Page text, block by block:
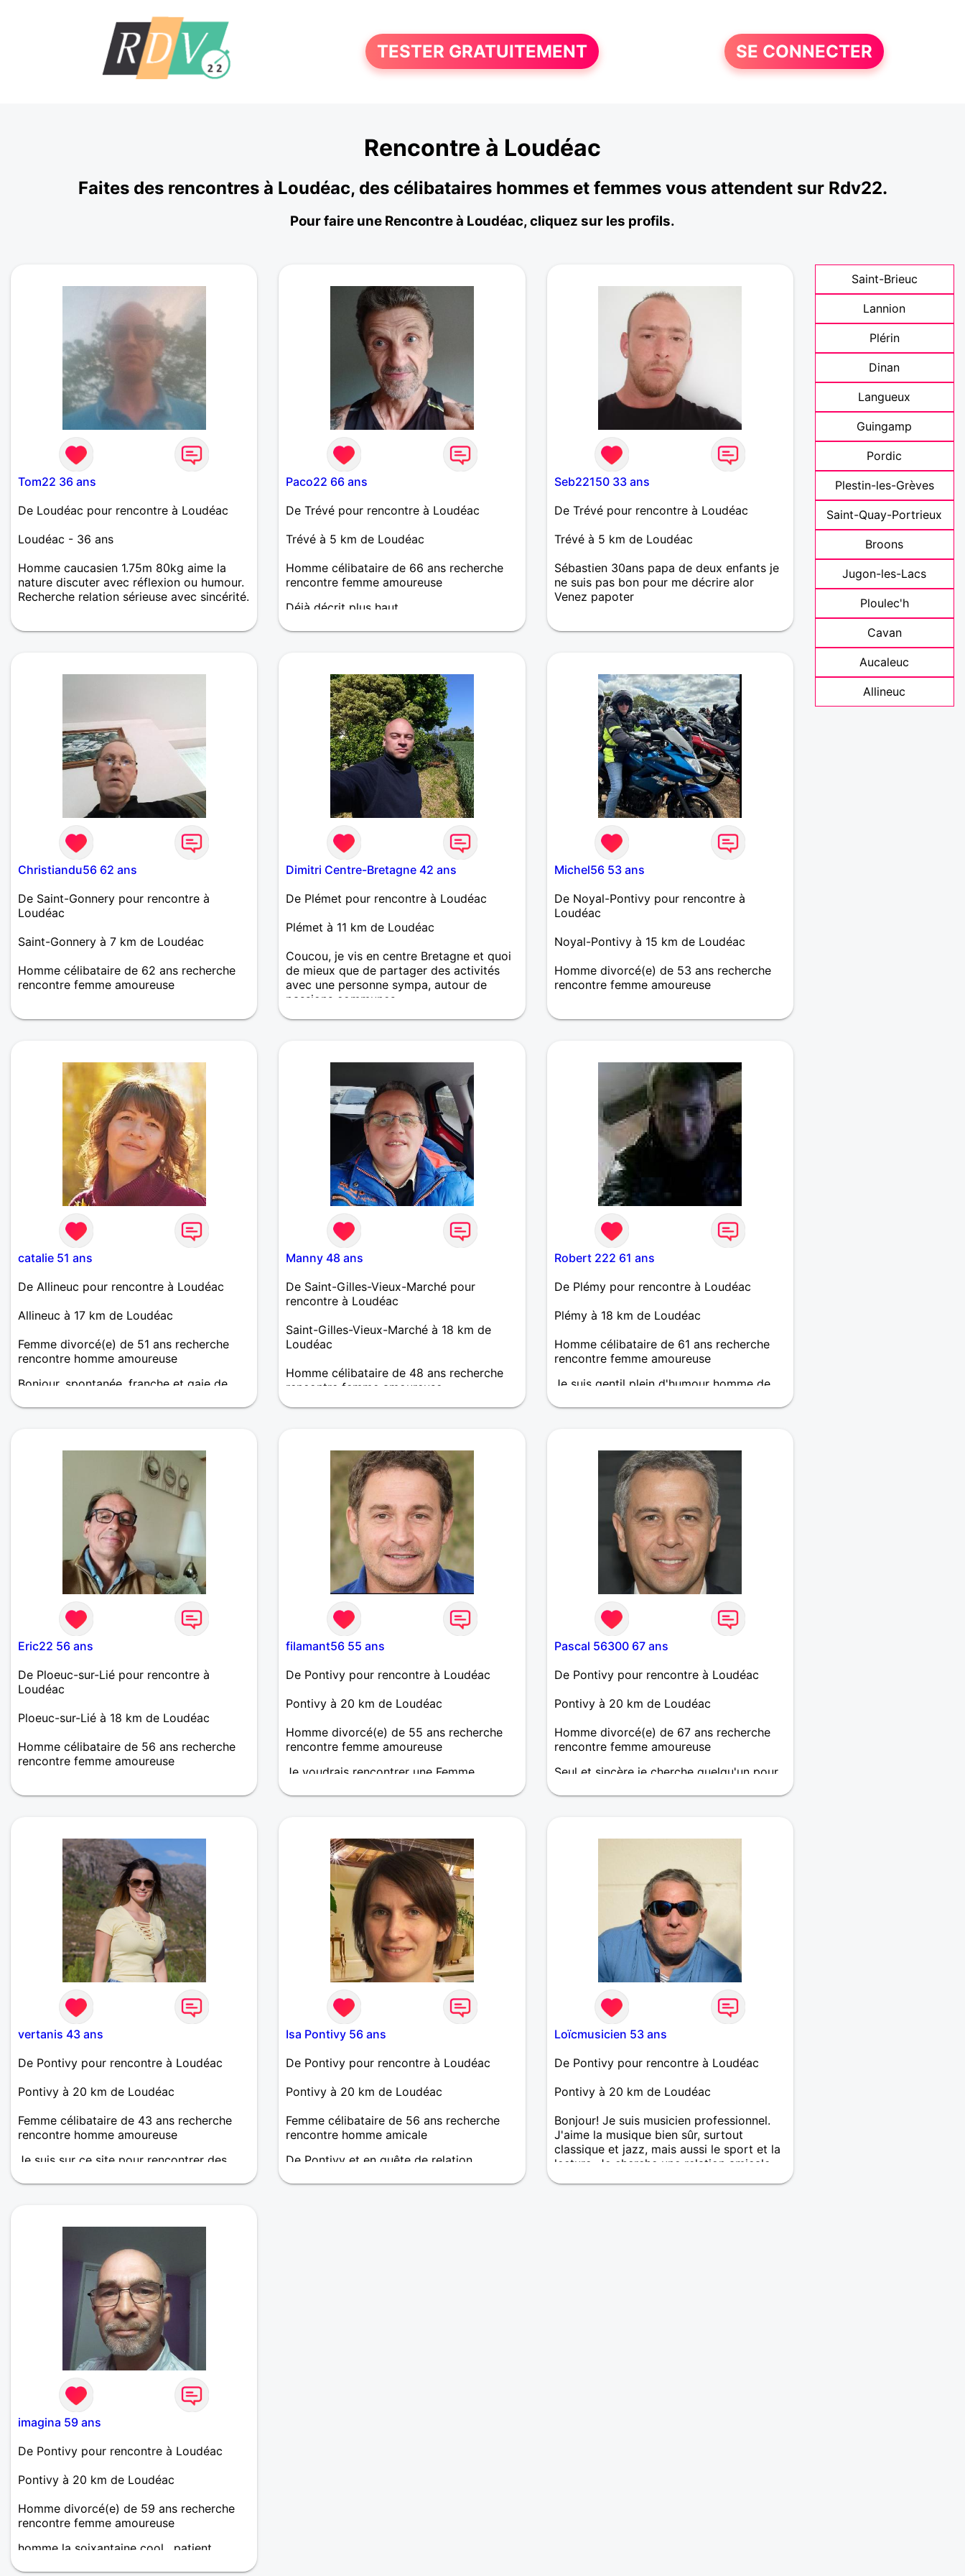
TESTER GRATUITEMENT SE CONNECTER
Rencontre à Loudéac
Faites des rencontres à Loudéac, des célibataires hommes et femmes vous attendent sur Rdv22.
Pour faire une Rencontre à Loudéac, cliquez sur les profils.
Tom22 36 ans
De Loudéac pour rencontre à Loudéac
Loudéac - 36 ans
Homme caucasien 1.75m 80kg aime la
nature discuter avec réflexion ou humour.
Recherche relation sérieuse avec sincérité.
Paco22 66 ans
De Trévé pour rencontre à Loudéac
Trévé à 5 km de Loudéac
Homme célibataire de 66 ans recherche
rencontre femme amoureuse
Déjà décrit plus haut.
Seb22150 33 ans
De Trévé pour rencontre à Loudéac
Trévé à 5 km de Loudéac
Sébastien 30ans papa de deux enfants je
ne suis pas bon pour me décrire alor
Venez papoter
Christiandu56 62 ans
De Saint-Gonnery pour rencontre à
Loudéac
Saint-Gonnery à 7 km de Loudéac
Homme célibataire de 62 ans recherche
rencontre femme amoureuse
Dimitri Centre-Bretagne 42 ans
De Plémet pour rencontre à Loudéac
Plémet à 11 km de Loudéac
Coucou, je vis en centre Bretagne et quoi
de mieux que de partager des activités
avec une personne sympa, autour de
passions communes
Michel56 53 ans
De Noyal-Pontivy pour rencontre à
Loudéac
Noyal-Pontivy à 15 km de Loudéac
Homme divorcé(e) de 53 ans recherche
rencontre femme amoureuse
motard depuis une dizaine d'années,
mais je suis surtout une personne franche.
Quoi dire, mes loisirs ? La télé, le cinéma,
la photo, bien sûr la moto, les repas entre
amis. Le reste c'est à découvrir. L'amour
n'a pas de distance.
catalie 51 ans
De Allineuc pour rencontre à Loudéac
Allineuc à 17 km de Loudéac
Femme divorcé(e) de 51 ans recherche
rencontre homme amoureuse
Bonjour, spontanée, franche et gaie de
également franche, spontanées et qui
Manny 48 ans
De Saint-Gilles-Vieux-Marché pour
rencontre à Loudéac
Saint-Gilles-Vieux-Marché à 18 km de
Loudéac
Homme célibataire de 48 ans recherche
rencontre femme amoureuse
J'ai 46 ans je suis célibataire depuis un an,
Robert 222 61 ans
De Plémy pour rencontre à Loudéac
Plémy à 18 km de Loudéac
Homme célibataire de 61 ans recherche
rencontre femme amoureuse
Je suis gentil plein d'humour homme de
rien je suis fidèle câlin je suis un homme
Eric22 56 ans
De Ploeuc-sur-Lié pour rencontre à
Loudéac
Ploeuc-sur-Lié à 18 km de Loudéac
Homme célibataire de 56 ans recherche
rencontre femme amoureuse
affinités
filamant56 55 ans
De Pontivy pour rencontre à Loudéac
Pontivy à 20 km de Loudéac
Homme divorcé(e) de 55 ans recherche
rencontre femme amoureuse
Je voudrais rencontrer une Femme
Amoureuse. Je souhaite donner une
Pascal 56300 67 ans
De Pontivy pour rencontre à Loudéac
Pontivy à 20 km de Loudéac
Homme divorcé(e) de 67 ans recherche
rencontre femme amoureuse
Seul et sincère je cherche quelqu'un pour
vertanis 43 ans
De Pontivy pour rencontre à Loudéac
Pontivy à 20 km de Loudéac
Femme célibataire de 43 ans recherche
rencontre homme amoureuse
Je suis sur ce site pour rencontrer des
Isa Pontivy 56 ans
De Pontivy pour rencontre à Loudéac
Pontivy à 20 km de Loudéac
Femme célibataire de 56 ans recherche
rencontre homme amicale
De Pontivy et en quête de relation
Loïcmusicien 53 ans
De Pontivy pour rencontre à Loudéac
Pontivy à 20 km de Loudéac
Bonjour! Je suis musicien professionnel.
J'aime la musique bien sûr, surtout
classique et jazz, mais aussi le sport et la
lecture. Je cherche une relation amicale
imagina 59 ans
De Pontivy pour rencontre à Loudéac
Pontivy à 20 km de Loudéac
Homme divorcé(e) de 59 ans recherche
rencontre femme amoureuse
homme la soixantaine cool , patient,
Saint-Brieuc
Lannion
Plérin
Dinan
Langueux
Guingamp
Pordic
Plestin-les-Grèves
Saint-Quay-Portrieux
Broons
Jugon-les-Lacs
Ploulec'h
Cavan
Aucaleuc
Allineuc